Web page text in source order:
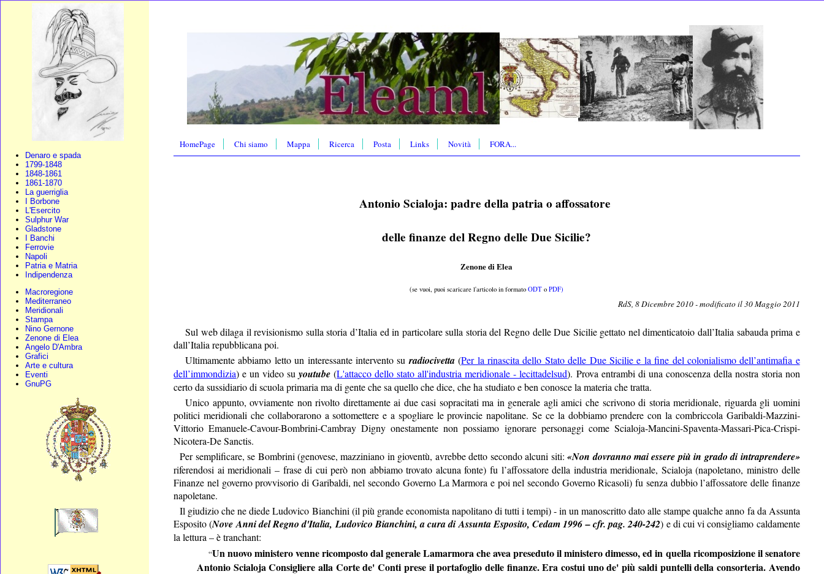
Denaro e spada
1799-1848
1848-1861
1861-1870
La guerriglia
I Borbone
L'Esercito
Sulphur War
Gladstone
I Banchi
Ferrovie
Napoli
Patria e Matria
Indipendenza
Macroregione
Mediterraneo
Meridionali
Stampa
Nino Gernone
Zenone di Elea
Angelo D'Ambra
Grafici
Arte e cultura
Eventi
GnuPG
HomePage Chi siamo Mappa Ricerca Posta Links Novità FORA...
Antonio Scialoja: padre della patria o affossatore
delle finanze del Regno delle Due Sicilie?
Zenone di Elea
(se vuoi, puoi scaricare l'articolo in formatoODT oPDF)
RdS, 8 Dicembre 2010 - modificato il 30 Maggio 2011
Sul web dilaga il revisionismo sulla storia d’Italia ed in particolare sulla storia del Regno delle Due Sicilie gettato nel dimenticatoio dall’Italia sabauda prima e
dall’Italia repubblicana poi.
Ultimamente abbiamo letto un interessante intervento su radiocivetta(Per la rinascita dello Stato delle Due Sicilie e la fine del colonialismo dell’antimafia e
dell’immondizia) e un video suyoutube(L'attacco dello stato all'industria meridionale - lecittadelsud). Prova entrambi di una conoscenza della nostra storia non
certo da sussidiario di scuola primaria ma di gente che sa quello che dice, che ha studiato e ben conosce la materia che tratta.
Unico appunto, ovviamente non rivolto direttamente ai due casi sopracitati ma in generale agli amici che scrivono di storia meridionale, riguarda gli uomini
politici meridionali che collaborarono a sottomettere e a spogliare le provincie napolitane. Se ce la dobbiamo prendere con la combriccola Garibaldi-Mazzini-
Vittorio Emanuele-Cavour-Bombrini-Cambray Digny onestamente non possiamo ignorare personaggi come Scialoja-Mancini-Spaventa-Massari-Pica-Crispi-
Nicotera-De Sanctis.
Per semplificare, se Bombrini (genovese, mazziniano in gioventù, avrebbe detto secondo alcuni siti:«Non dovranno mai essere più in grado di intraprendere»
riferendosi ai meridionali – frase di cui però non abbiamo trovato alcuna fonte) fu l’affossatore della industria meridionale, Scialoja (napoletano, ministro delle
Finanze nel governo provvisorio di Garibaldi, nel secondo Governo La Marmora e poi nel secondo Governo Ricasoli) fu senza dubbio l’affossatore delle finanze
napoletane.
Il giudizio che ne diede Ludovico Bianchini (il più grande economista napolitano di tutti i tempi) - in un manoscritto dato alle stampe qualche anno fa da Assunta
Esposito (Nove Anni del Regno d'Italia, Ludovico Bianchini, a cura di Assunta Esposito, Cedam 1996 – cfr. pag. 240-242) e di cui vi consigliamo caldamente
la lettura – è tranchant:
“Un nuovo ministero venne ricomposto dal generale Lamarmora che avea preseduto il ministero dimesso, ed in quella ricomposizione il senatore
Antonio Scialoja Consigliere alla Corte de' Conti prese il portafoglio delle finanze. Era costui uno de' più saldi puntelli della consorteria. Avendo